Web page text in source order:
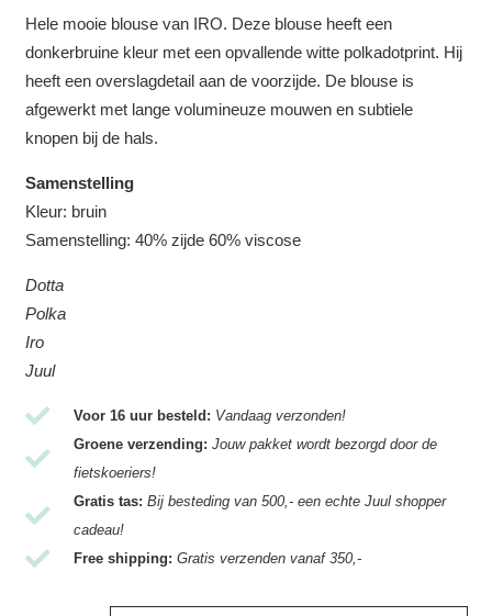
Hele mooie blouse van IRO. Deze blouse heeft een
donkerbruine kleur met een opvallende witte polkadotprint. Hij
heeft een overslagdetail aan de voorzijde. De blouse is
afgewerkt met lange volumineuze mouwen en subtiele
knopen bij de hals.
Samenstelling
Kleur: bruin
Samenstelling: 40% zijde 60% viscose
Dotta
Polka
Iro
Juul
Voor 16 uur besteld: Vandaag verzonden!
Groene verzending: Jouw pakket wordt bezorgd door de
fietskoeriers!
Gratis tas: Bij besteding van 500,- een echte Juul shopper
cadeau!
Free shipping: Gratis verzenden vanaf 350,-